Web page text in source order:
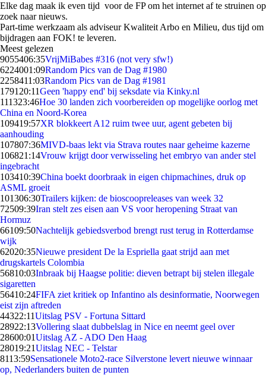
Elke dag maak ik even tijd voor de FP om het internet af te struinen op
zoek naar nieuws.
Part-time werkzaam als adviseur Kwaliteit Arbo en Milieu, dus tijd om
bijdragen aan FOK! te leveren.
Meest gelezen
9055406:35VrijMiBabes #316 (not very sfw!)
6224001:09Random Pics van de Dag #1980
2258411:03Random Pics van de Dag #1981
1791 20:11Geen 'happy end' bij seksdate via Kinky.nl
111323:46Hoe 30 landen zich voorbereiden op mogelijke oorlog met
China en Noord-Korea
109419:57XR blokkeert A12 ruim twee uur, agent gebeten bij
aanhouding
107807:36MIVD-baas lekt via Strava routes naar geheime kazerne
106821:14Vrouw krijgt door verwisseling het embryo van ander stel
ingebracht
103410:39China boekt doorbraak in eigen chipmachines, druk op
ASML groeit
101306:30Trailers kijken: de bioscoopreleases van week 32
72509:39Iran stelt zes eisen aan VS voor heropening Straat van
Hormuz
66109:50Nachtelijk gebiedsverbod brengt rust terug in Rotterdamse
wijk
62020:35Nieuwe president De la Espriella gaat strijd aan met
drugskartels Colombia
56810:03Inbraak bij Haagse politie: dieven betrapt bij stelen illegale
sigaretten
56410:24FIFA ziet kritiek op Infantino als desinformatie, Noorwegen
eist zijn aftreden
44322:11Uitslag PSV - Fortuna Sittard
28922:13Vollering slaat dubbelslag in Nice en neemt geel over
28600:01Uitslag AZ - ADO Den Haag
28019:21Uitslag NEC - Telstar
8113:59Sensationele Moto2-race Silverstone levert nieuwe winnaar
op, Nederlanders buiten de punten